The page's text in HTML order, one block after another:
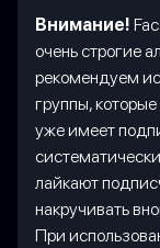
Внимание!
очень строгие
рекомендуем
группы,
уже имеет
лайкают
накручивать
При